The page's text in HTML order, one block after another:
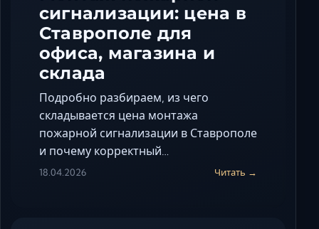
сигнализации: цена в
Ставрополе для
офиса, магазина и
склада
Подробно разбираем, из чего
складывается цена монтажа
пожарной сигнализации в Ставрополе
и почему корректный…
18.04.2026 Читать →